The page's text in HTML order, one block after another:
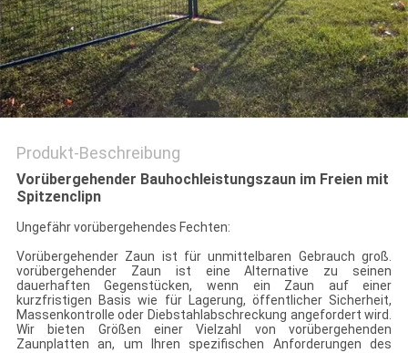
Produkt-Beschreibung
Vorübergehender Bauhochleistungszaun im Freien mit
Spitzenclipn
Ungefähr vorübergehendes Fechten:
Vorübergehender Zaun ist für unmittelbaren Gebrauch groß.
vorübergehender Zaun ist eine Alternative zu seinen
dauerhaften Gegenstücken, wenn ein Zaun auf einer
kurzfristigen Basis wie für Lagerung, öffentlicher Sicherheit,
Massenkontrolle oder Diebstahlabschreckung angefordert wird.
Wir bieten Größen einer Vielzahl von vorübergehenden
Zaunplatten an, um Ihren spezifischen Anforderungen des